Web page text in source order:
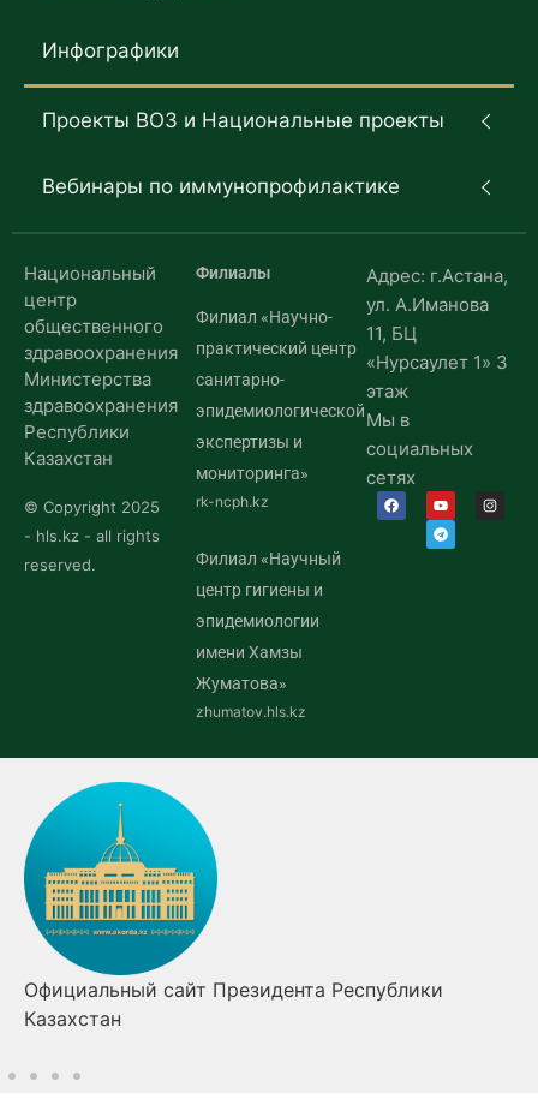
Инфографики
Проекты ВОЗ и Национальные проекты
Вебинары по иммунопрофилактике
Национальный
центр
общественного
здравоохранения
Министерства
здравоохранения
Республики
Казахстан
© Copyright 2025
- hls.kz - all rights
reserved.
Филиалы
Филиал «Научно-
практический центр
санитарно-
эпидемиологической
экспертизы и
мониторинга»
rk-ncph.kz
Филиал «Научный
центр гигиены и
эпидемиологии
имени Хамзы
Жуматова»
zhumatov.hls.kz
Адрес: г.Астана,
ул. А.Иманова
11, БЦ
«Нурсаулет 1» 3
этаж
Мы в
социальных
сетях